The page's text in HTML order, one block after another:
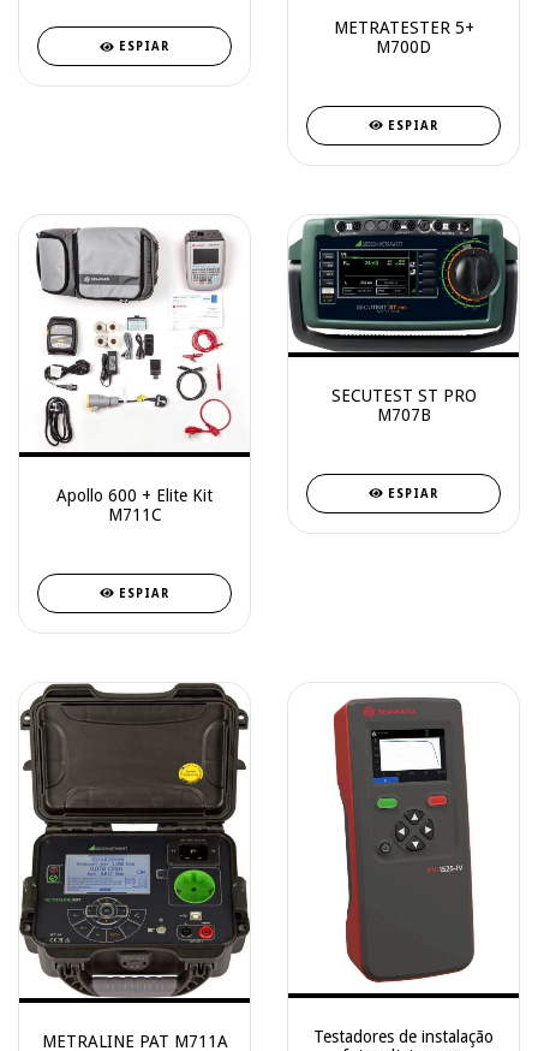
ESPIAR
METRATESTER 5+
M700D
ESPIAR
Apollo 600 + Elite Kit
M711C
ESPIAR
SECUTEST ST PRO
M707B
ESPIAR
METRALINE PAT M711A
Testadores de instalação